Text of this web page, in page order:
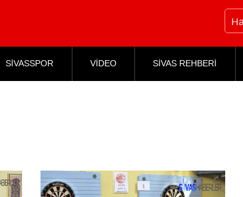
SİVASSPOR VİDEO SİVAS REHBERİ